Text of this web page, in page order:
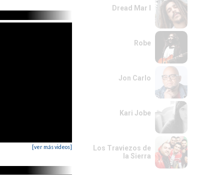
[ver más videos]
Dread Mar I
Robe
Jon Carlo
Kari Jobe
Los Traviezos de
la Sierra